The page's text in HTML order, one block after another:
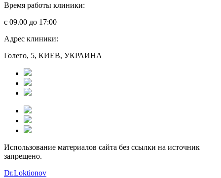
Время работы клиники:
с 09.00 до 17:00
Адрес клиники:
Голего, 5, КИЕВ, УКРАИНА
Использование материалов сайта без ссылки на источник
запрещено.
Dr.Loktionov